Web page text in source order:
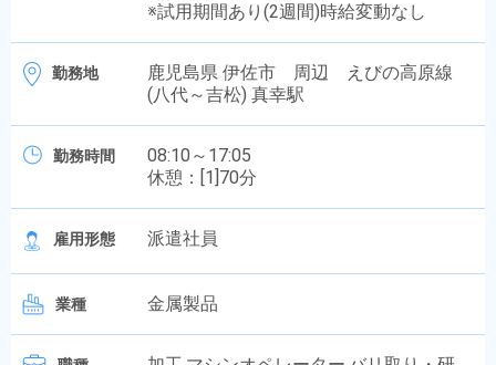
※試用期間あり(2週間)時給変動なし
勤務地
鹿児島県 伊佐市 周辺 えびの高原線
(八代～吉松) 真幸駅
勤務時間
08:10～17:05
休憩：[1]70分
雇用形態 派遣社員
業種 金属製品